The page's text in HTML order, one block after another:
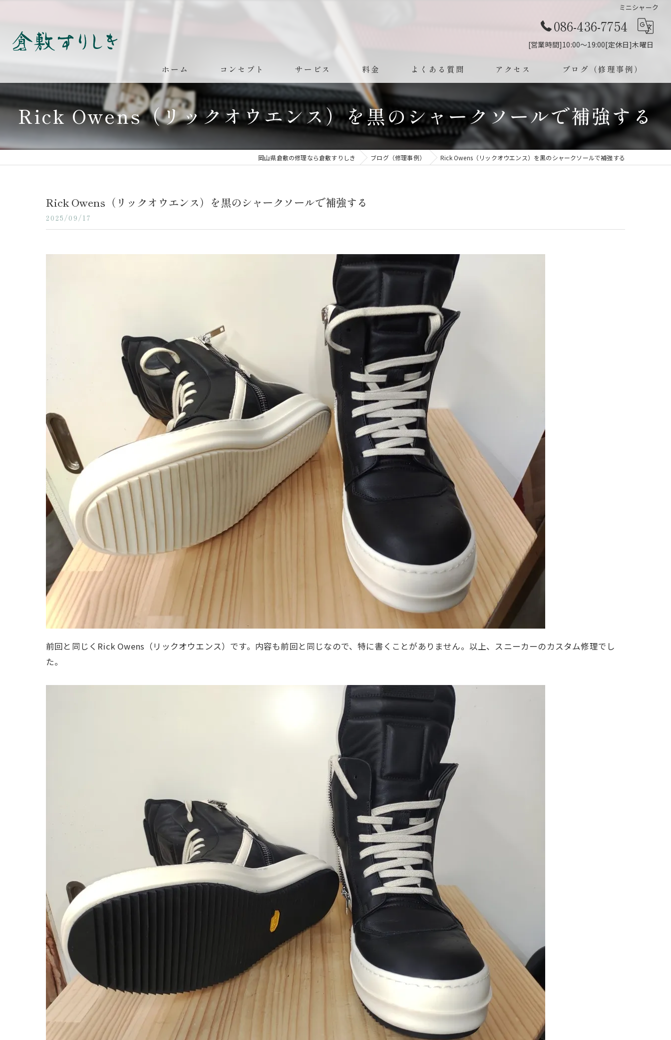
ミニシャーク
086-436-7754
[営業時間]10:00～19:00[定休日]木曜日
ホーム コンセプト サービス 料金 よくある質問 アクセス ブログ（修理事例）
Rick Owens（リックオウエンス）を黒のシャークソールで補強する
岡山県倉敷の修理なら倉敷すりしき ブログ（修理事例） Rick Owens（リックオウエンス）を黒のシャークソールで補強する
Rick Owens（リックオウエンス）を黒のシャークソールで補強する
2025/09/17
前回と同じくRick Owens（リックオウエンス）です。内容も前回と同じなので、特に書くことがありません。以上、スニーカーのカスタム修理でし
た。